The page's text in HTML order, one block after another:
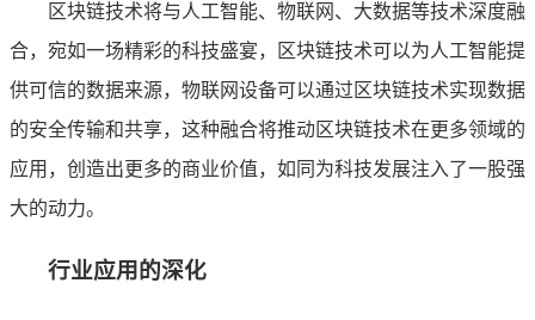
区块链技术将与人工智能、物联网、大数据等技术深度融
合，宛如一场精彩的科技盛宴，区块链技术可以为人工智能提
供可信的数据来源，物联网设备可以通过区块链技术实现数据
的安全传输和共享，这种融合将推动区块链技术在更多领域的
应用，创造出更多的商业价值，如同为科技发展注入了一股强
大的动力。
行业应用的深化